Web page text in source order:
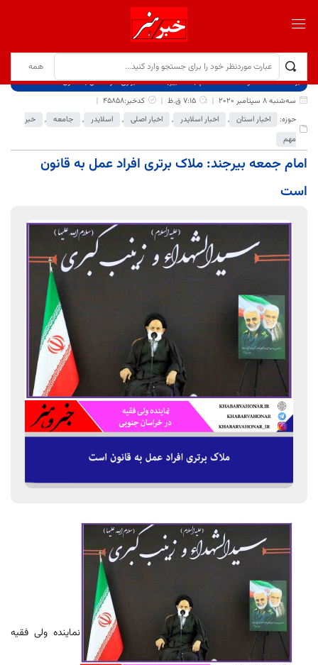
برگ نخست نوشته‌ها
امام جمعه بیرجند: ملاک برتری افراد عمل به قانون است
سه‌شنبه 8 سپتامبر 2020
7:15 ق.ظ
کدخبر:45858
حوزه:
اخبار استان , اخبار اسلایدر , اخبار اصلی , اسلایدر , جامعه ,
خبر
مهم
امام جمعه بیرجند: ملاک برتری افراد عمل به قانون
است
نماینده ولی فقیه